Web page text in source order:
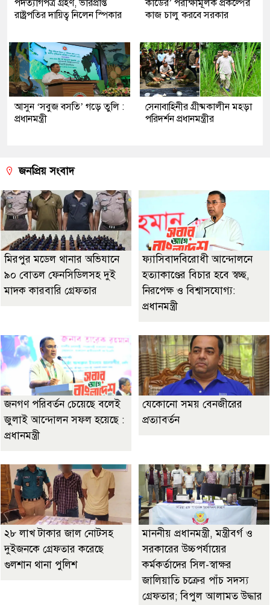
পদত্যাগপত্র গ্রহণ, ভারপ্রাপ্ত
রাষ্ট্রপতির দায়িত্ব নিলেন স্পিকার
কার্ডের’ পরীক্ষামূলক প্রকল্পের
কাজ চালু করবে সরকার
আসুন ‘সবুজ বসতি’ গড়ে তুলি :
প্রধানমন্ত্রী
সেনাবাহিনীর গ্রীষ্মকালীন মহড়া
পরিদর্শন প্রধানমন্ত্রীর
জনপ্রিয় সংবাদ
মিরপুর মডেল থানার অভিযানে
৯০ বোতল ফেনসিডিলসহ দুই
মাদক কারবারি গ্রেফতার
ফ্যাসিবাদবিরোধী আন্দোলনে
হত্যাকাণ্ডের বিচার হবে স্বচ্ছ,
নিরপেক্ষ ও বিশ্বাসযোগ্য:
প্রধানমন্ত্রী
জনগণ পরিবর্তন চেয়েছে বলেই
জুলাই আন্দোলন সফল হয়েছে :
প্রধানমন্ত্রী
যেকোনো সময় বেনজীরের
প্রত্যাবর্তন
২৮ লাখ টাকার জাল নোটসহ
দুইজনকে গ্রেফতার করেছে
গুলশান থানা পুলিশ
মাননীয় প্রধানমন্ত্রী, মন্ত্রীবর্গ ও
সরকারের উচ্চপর্যায়ের
কর্মকর্তাদের সিল-স্বাক্ষর
জালিয়াতি চক্রের পাঁচ সদস্য
গ্রেফতার; বিপুল আলামত উদ্ধার